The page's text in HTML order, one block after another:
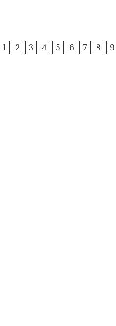
1 2 3 4 5 6 7 8 9